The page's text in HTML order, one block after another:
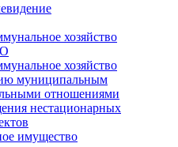
хозяйство
хозяйство
муниципальным
отношениями
нестационарных
имущество